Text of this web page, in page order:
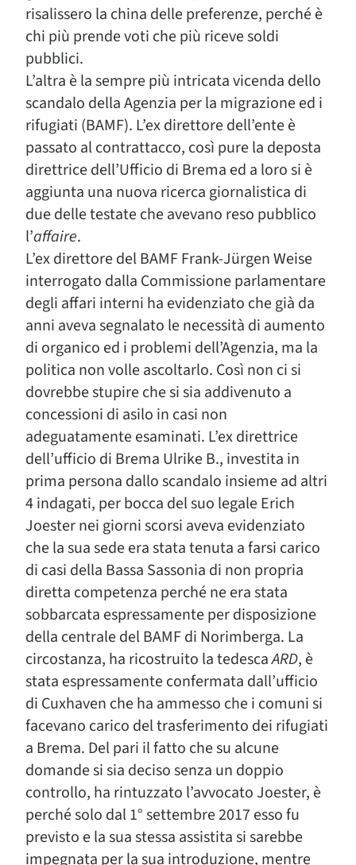
risalissero la china delle preferenze, perché è
chi più prende voti che più riceve soldi
pubblici.
L’altra è la sempre più intricata vicenda dello
scandalo della Agenzia per la migrazione ed i
rifugiati (BAMF). L’ex direttore dell’ente è
passato al contrattacco, così pure la deposta
direttrice dell’Ufficio di Brema ed a loro si è
aggiunta una nuova ricerca giornalistica di
due delle testate che avevano reso pubblico
l’affaire.
L’ex direttore del BAMF Frank-Jürgen Weise
interrogato dalla Commissione parlamentare
degli affari interni ha evidenziato che già da
anni aveva segnalato le necessità di aumento
di organico ed i problemi dell’Agenzia, ma la
politica non volle ascoltarlo. Così non ci si
dovrebbe stupire che si sia addivenuto a
concessioni di asilo in casi non
adeguatamente esaminati. L’ex direttrice
dell’ufficio di Brema Ulrike B., investita in
prima persona dallo scandalo insieme ad altri
4 indagati, per bocca del suo legale Erich
Joester nei giorni scorsi aveva evidenziato
che la sua sede era stata tenuta a farsi carico
di casi della Bassa Sassonia di non propria
diretta competenza perché ne era stata
sobbarcata espressamente per disposizione
della centrale del BAMF di Norimberga. La
circostanza, ha ricostruito la tedescaARD, è
stata espressamente confermata dall’ufficio
di Cuxhaven che ha ammesso che i comuni si
facevano carico del trasferimento dei rifugiati
a Brema. Del pari il fatto che su alcune
domande si sia deciso senza un doppio
controllo, ha rintuzzato l’avvocato Joester, è
perché solo dal 1° settembre 2017 esso fu
previsto e la sua stessa assistita si sarebbe
impegnata per la sua introduzione, mentre